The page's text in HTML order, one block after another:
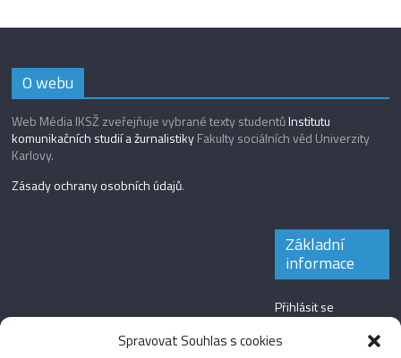
Spravovat Souhlas s cookies
O webu
Web Média IKSŽ zveřejňuje vybrané texty studentůInstitutu
komunikačních studií a žurnalistikyFakulty sociálních věd Univerzity
Karlovy.
Zásady ochrany osobních údajů.
Základní
informace
Přihlásit se
Zdroj kanálů